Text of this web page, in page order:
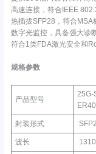
高速连接，符合IEEE
热插拔SFP28，符合MSA
数字光监控，具备强大诊
符合1类FDA激光安全和
规格参数
产品型号
25G-
ER40
封装形式
波长